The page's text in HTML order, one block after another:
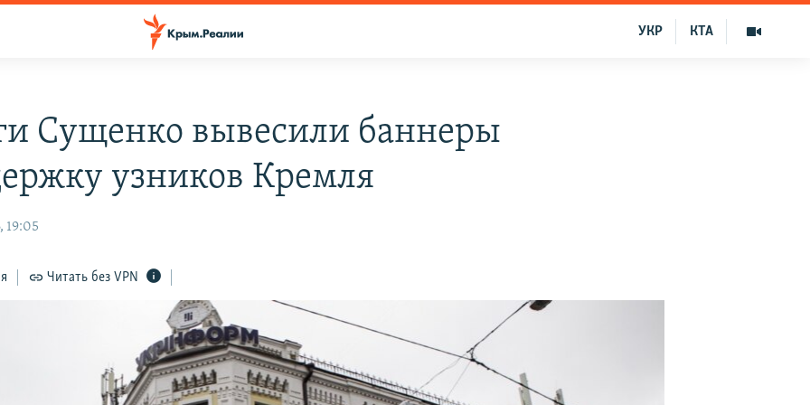
КТА
УКР
Сущенко вывесили баннеры
узников Кремля
19:05
Читать без VPN